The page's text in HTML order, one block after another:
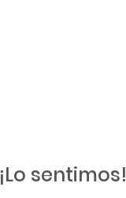
¡Lo sentimos!